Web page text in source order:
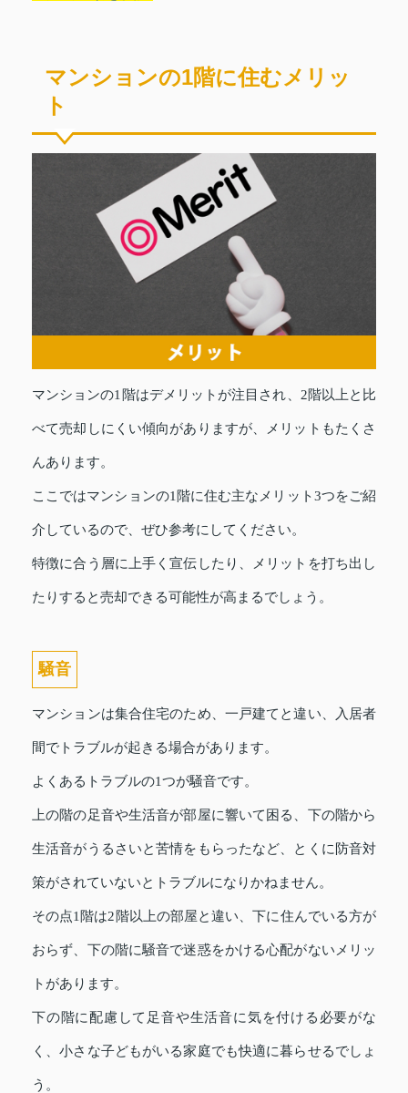
マンションの1階に住むメリッ
ト
マンションの1階はデメリットが注目され、2階以上と比
べて売却しにくい傾向がありますが、メリットもたくさ
んあります。
ここではマンションの1階に住む主なメリット3つをご紹
介しているので、ぜひ参考にしてください。
特徴に合う層に上手く宣伝したり、メリットを打ち出し
たりすると売却できる可能性が高まるでしょう。
騒音
マンションは集合住宅のため、一戸建てと違い、入居者
間でトラブルが起きる場合があります。
よくあるトラブルの1つが騒音です。
上の階の足音や生活音が部屋に響いて困る、下の階から
生活音がうるさいと苦情をもらったなど、とくに防音対
策がされていないとトラブルになりかねません。
その点1階は2階以上の部屋と違い、下に住んでいる方が
おらず、下の階に騒音で迷惑をかける心配がないメリッ
トがあります。
下の階に配慮して足音や生活音に気を付ける必要がな
く、小さな子どもがいる家庭でも快適に暮らせるでしょ
う。